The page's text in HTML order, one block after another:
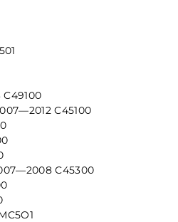
C49100
C45100
C45300